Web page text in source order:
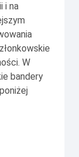
i na
W
bandery